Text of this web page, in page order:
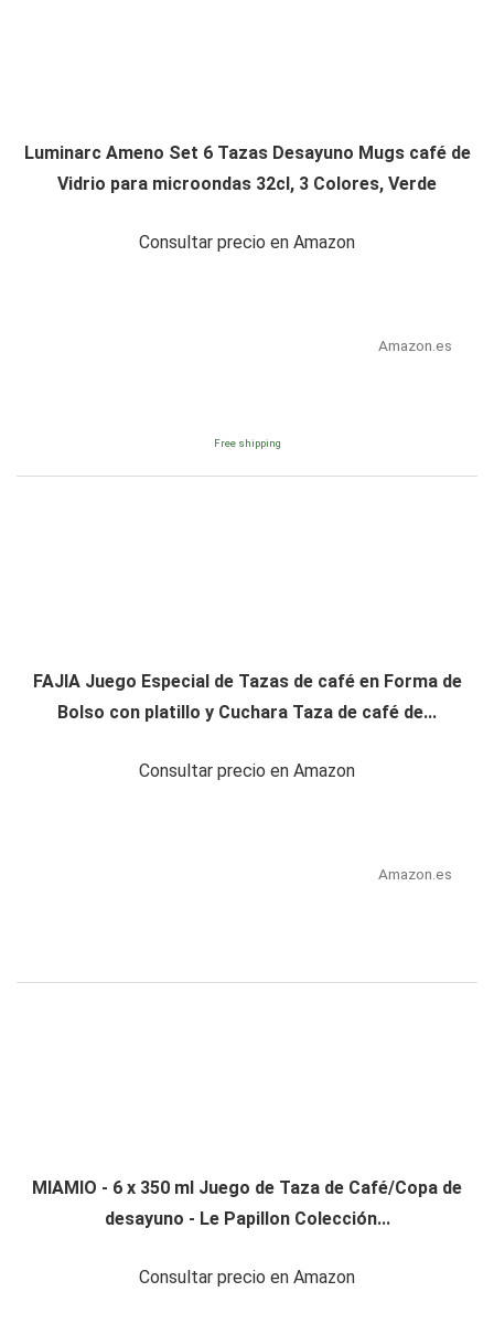
Luminarc Ameno Set 6 Tazas Desayuno Mugs café de
Vidrio para microondas 32cl, 3 Colores, Verde
Consultar precio en Amazon
Amazon.es
Free shipping
FAJIA Juego Especial de Tazas de café en Forma de
Bolso con platillo y Cuchara Taza de café de...
Consultar precio en Amazon
Amazon.es
MIAMIO - 6 x 350 ml Juego de Taza de Café/Copa de
desayuno - Le Papillon Colección...
Consultar precio en Amazon